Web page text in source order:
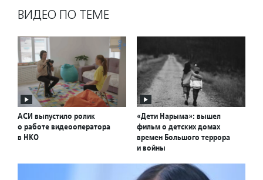
ВИДЕО ПО ТЕМЕ
АСИ выпустило ролик
о работе видеооператора
в НКО
«Дети Нарыма»: вышел
фильм о детских домах
времен Большого террора
и войны